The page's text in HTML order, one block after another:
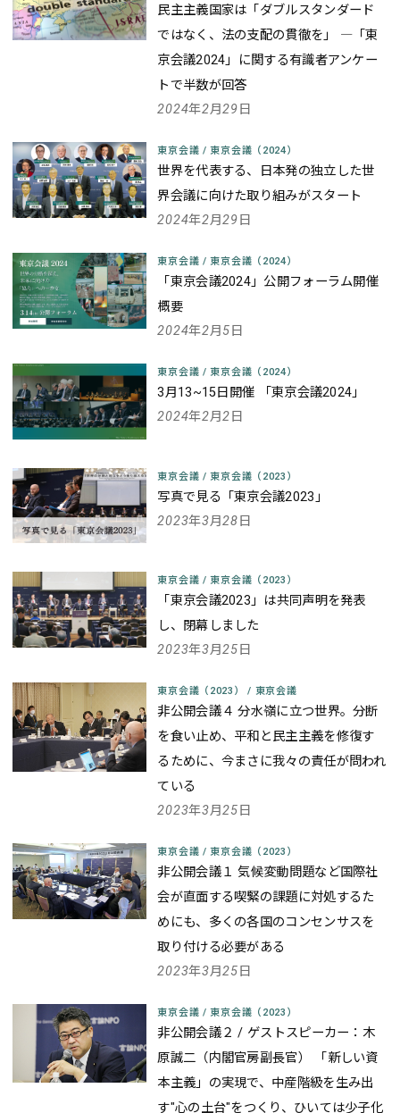
民主主義国家は「ダブルスタンダード
ではなく、法の支配の貫徹を」 ―「東
京会議2024」に関する有識者アンケー
トで半数が回答
2024年2月29日
東京会議 / 東京会議（2024）
世界を代表する、日本発の独立した世
界会議に向けた取り組みがスタート
2024年2月29日
東京会議 / 東京会議（2024）
「東京会議2024」公開フォーラム開催
概要
2024年2月5日
東京会議 / 東京会議（2024）
3月13~15日開催 「東京会議2024」
2024年2月2日
東京会議 / 東京会議（2023）
写真で見る「東京会議2023」
2023年3月28日
東京会議 / 東京会議（2023）
「東京会議2023」は共同声明を発表
し、閉幕しました
2023年3月25日
東京会議（2023）/ 東京会議
非公開会議４ 分水嶺に立つ世界。分断
を食い止め、平和と民主主義を修復す
るために、今まさに我々の責任が問われ
ている
2023年3月25日
東京会議 / 東京会議（2023）
非公開会議１ 気候変動問題など国際社
会が直面する喫緊の課題に対処するた
めにも、多くの各国のコンセンサスを
取り付ける必要がある
2023年3月25日
東京会議 / 東京会議（2023）
非公開会議２ / ゲストスピーカー：木
原誠二（内閣官房副長官） 「新しい資
本主義」の実現で、中産階級を生み出
す"心の土台"をつくり、ひいては少子化